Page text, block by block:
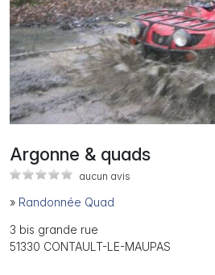
Argonne & quads
aucun avis
» Randonnée Quad
3 bis grande rue
51330 CONTAULT-LE-MAUPAS